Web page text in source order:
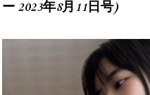
ー 2023年8月11日号)